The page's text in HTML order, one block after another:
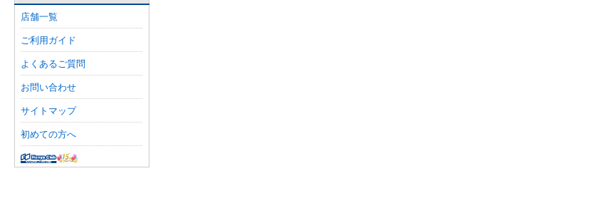
店舗一覧
ご利用ガイド
よくあるご質問
お問い合わせ
サイトマップ
初めての方へ